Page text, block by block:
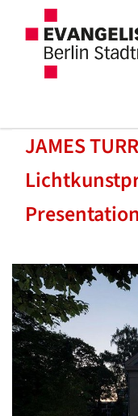
JAMES
Presentation